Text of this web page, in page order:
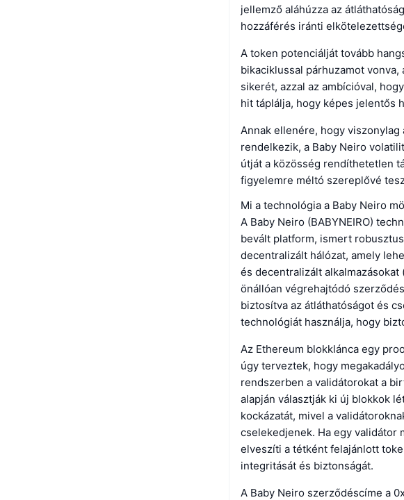
jellemző aláhúzza az
hozzáférés iránti
A token potenciálját tovább
bikaciklussal párhuzamot
sikerét, azzal az ambícióval,
hit táplálja, hogy képes jelentős
Annak ellenére, hogy
rendelkezik, a Baby Neiro
útját a közösség rendíthetetlen
figyelemre méltó szereplővé
Mi a technológia a Baby Neiro
A Baby Neiro (BABYNEIRO)
bevált platform, ismert
decentralizált hálózat, amely
és decentralizált
önállóan végrehajtódó
biztosítva az átláthatóságot és
technológiát használja, hogy
Az Ethereum blokklánca egy
úgy terveztek, hogy
rendszerben a validátorokat a
alapján választják ki új blokkok
kockázatát, mivel a
cselekedjenek. Ha egy validátor
elveszíti a tétként felajánlott
integritását és biztonságát.
A Baby Neiro szerződéscíme a